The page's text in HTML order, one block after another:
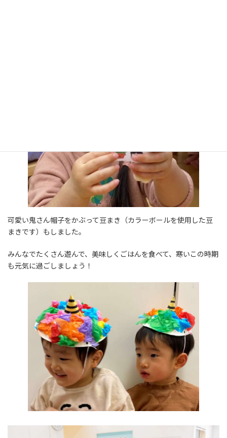
可愛い鬼さん帽子をかぶって豆まき（カラーボールを使用した豆
まきです）もしました。
みんなでたくさん遊んで、美味しくごはんを食べて、寒いこの時期
も元気に過ごしましょう！